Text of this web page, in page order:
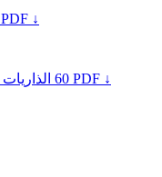
PDF ↓
الذاريات 60 PDF ↓